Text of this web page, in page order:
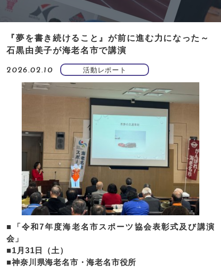
『夢を書き続けること』が前に進む力になった～
石黒由美子が海老名市で講演
2026.02.10 活動レポート
■「令和7年度海老名市スポーツ協会表彰式及び講演
会」
■1月31日（土）
■神奈川県海老名市・海老名市役所